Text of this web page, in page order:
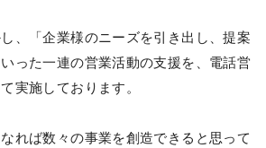
、「企業様のニーズを引き出し、提案
った一連の営業活動の支援を、電話営
実施しております。
れば数々の事業を創造できると思って